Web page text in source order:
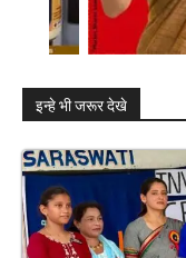
इन्हे भी जरूर देखे